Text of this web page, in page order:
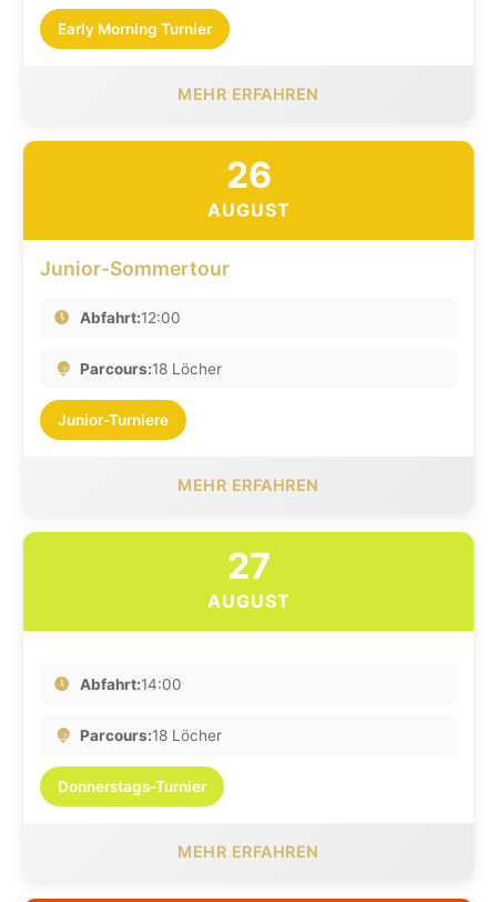
Early Morning Turnier
MEHR ERFAHREN
26
AUGUST
Junior-Sommertour
Abfahrt:12:00
Parcours:18 Löcher
Junior-Turniere
MEHR ERFAHREN
27
AUGUST
Abfahrt:14:00
Parcours:18 Löcher
Donnerstags-Turnier
MEHR ERFAHREN